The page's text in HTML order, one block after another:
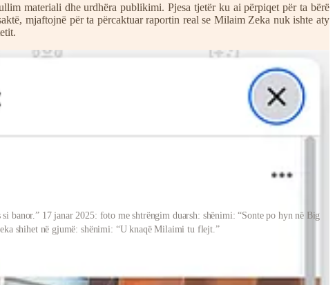
materiali dhe urdhëra publikimi. Pjesa tjetër ku ai përpiqet për ta bërë
mjaftojnë për ta përcaktuar raportin real se Milaim Zeka nuk ishte aty
17 janar 2025: foto me shtrëngim duarsh: shënimi: “Sonte po hyn në Big
shihet në gjumë: shënimi: “U knaqë Milaimi tu flejt.”